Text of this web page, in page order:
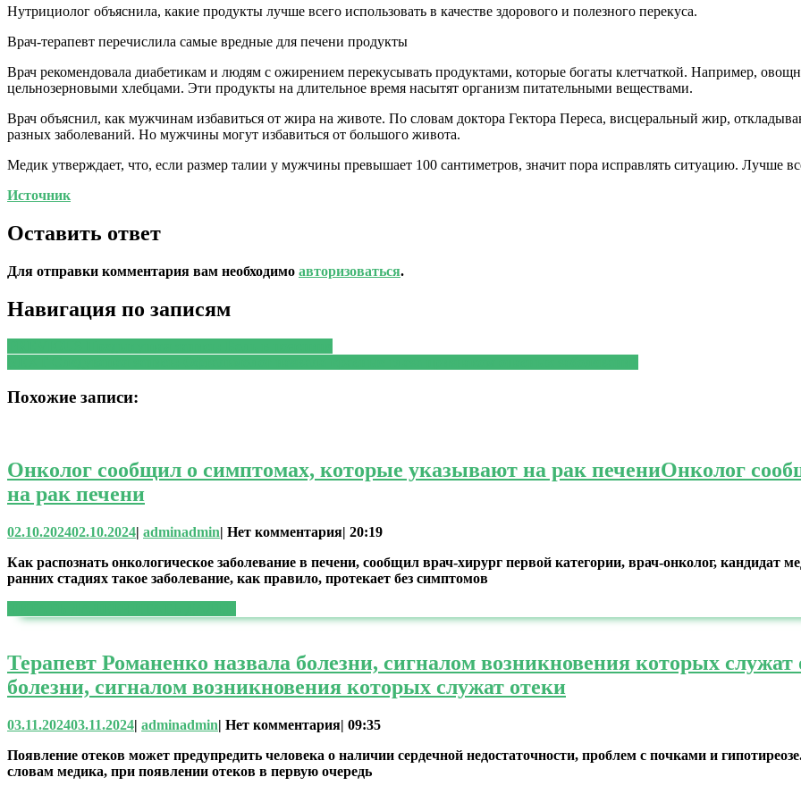
Нутрициолог объяснила, какие продукты лучше всего использовать в качестве здорового и полезного перекуса.
Врач-терапевт перечислила самые вредные для печени продукты
Врач рекомендовала диабетикам и людям с ожирением перекусывать продуктами, которые богаты клетчаткой. Например,
цельнозерновыми хлебцами. Эти продукты на длительное время насытят организм питательными веществами.
Врач объяснил, как мужчинам избавиться от жира на животе. По словам доктора Гектора Переса, висцеральный жир,
разных заболеваний. Но мужчины могут избавиться от большого живота.
Медик утверждает, что, если размер талии у мужчины превышает 100 сантиметров, значит пора исправлять ситуацию. Лучше
Источник
Оставить ответ
Для отправки комментария вам необходимо авторизоваться.
Навигация по записям
Похожие записи:
Онколог сообщил о симптомах, которые указывают на рак печениОнколог
на рак печени
02.10.202402.10.2024| adminadmin| Нет комментария| 20:19
Как распознать онкологическое заболевание в печени, сообщил врач-хирург первой категории, врач-онколог,
ранних стадиях такое заболевание, как правило, протекает без симптомов
Терапевт Романенко назвала болезни, сигналом возникновения которых служат
болезни, сигналом возникновения которых служат отеки
03.11.202403.11.2024| adminadmin| Нет комментария| 09:35
Появление отеков может предупредить человека о наличии сердечной недостаточности, проблем с почками и
словам медика, при появлении отеков в первую очередь